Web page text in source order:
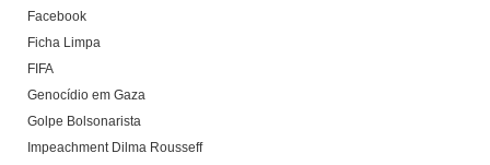
Facebook
Ficha Limpa
FIFA
Genocídio em Gaza
Golpe Bolsonarista
Impeachment Dilma Rousseff